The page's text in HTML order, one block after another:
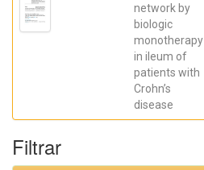
network by
biologic
monotherapy
in ileum of
patients with
Crohn’s
disease
Filtrar